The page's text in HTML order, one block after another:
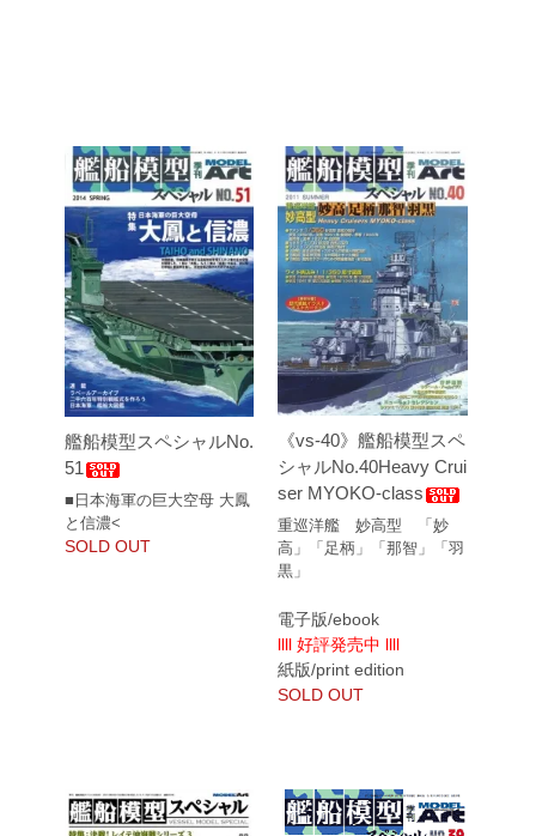
艦船模型スペシャルNo.
51
■日本海軍の巨大空母 大鳳
と信濃<
SOLD OUT
《vs-40》艦船模型スペ
シャルNo.40Heavy Crui
ser MYOKO-class
重巡洋艦 妙高型 「妙
高」「足柄」「那智」「羽
黒」
電子版/ebook
llll 好評発売中 llll
紙版/print edition
SOLD OUT